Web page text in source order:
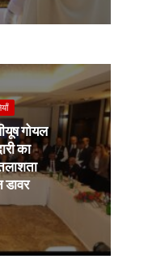
गोयल
का
डावर